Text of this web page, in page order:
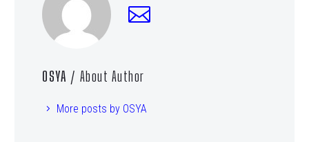
OSYA / About Author
More posts by OSYA